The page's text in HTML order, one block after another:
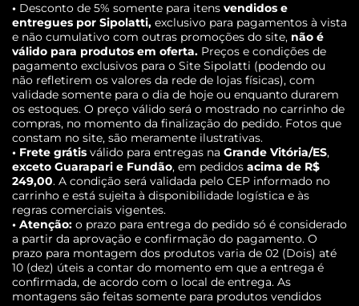
• Desconto de 5% somente para itens vendidos e
entregues por Sipolatti, exclusivo para pagamentos à vista
e não cumulativo com outras promoções do site, não é
válido para produtos em oferta. Preços e condições de
pagamento exclusivos para o Site Sipolatti (podendo ou
não refletirem os valores da rede de lojas físicas), com
validade somente para o dia de hoje ou enquanto durarem
os estoques. O preço válido será o mostrado no carrinho de
compras, no momento da finalização do pedido. Fotos que
constam no site, são meramente ilustrativas.
• Frete grátis válido para entregas na Grande Vitória/ES,
exceto Guarapari e Fundão, em pedidos acima de R$
249,00. A condição será validada pelo CEP informado no
carrinho e está sujeita à disponibilidade logística e às
regras comerciais vigentes.
• Atenção: o prazo para entrega do pedido só é considerado
a partir da aprovação e confirmação do pagamento. O
prazo para montagem dos produtos varia de 02 (Dois) até
10 (dez) úteis a contar do momento em que a entrega é
confirmada, de acordo com o local de entrega. As
montagens são feitas somente para produtos vendidos